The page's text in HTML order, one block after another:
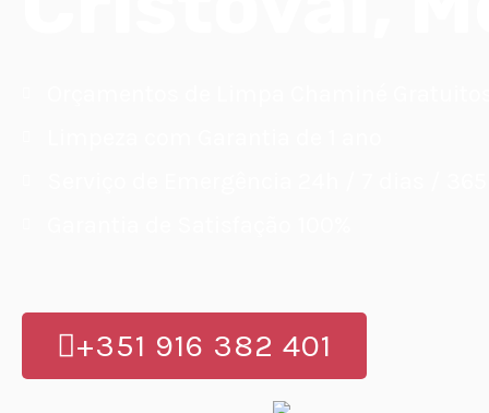
+351 916 382 401